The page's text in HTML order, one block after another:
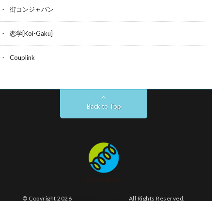
街コンジャパン
恋学[Koi-Gaku]
Couplink
Back to Top
© Copyright 2026 All Rights Reserved.